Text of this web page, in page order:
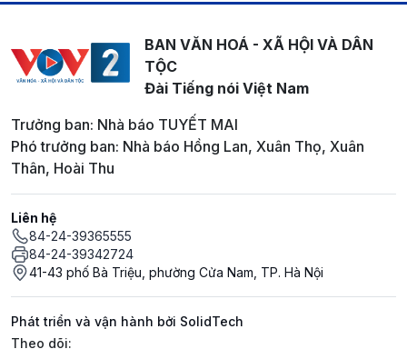
BAN VĂN HOÁ - XÃ HỘI VÀ DÂN
TỘC
Đài Tiếng nói Việt Nam
Trưởng ban: Nhà báo TUYẾT MAI
Phó trưởng ban: Nhà báo Hồng Lan, Xuân Thọ, Xuân
Thân, Hoài Thu
Liên hệ
84-24-39365555
84-24-39342724
41-43 phố Bà Triệu, phường Cửa Nam, TP. Hà Nội
Phát triển và vận hành bởi SolidTech
Mạng xã hội
Theo dõi: